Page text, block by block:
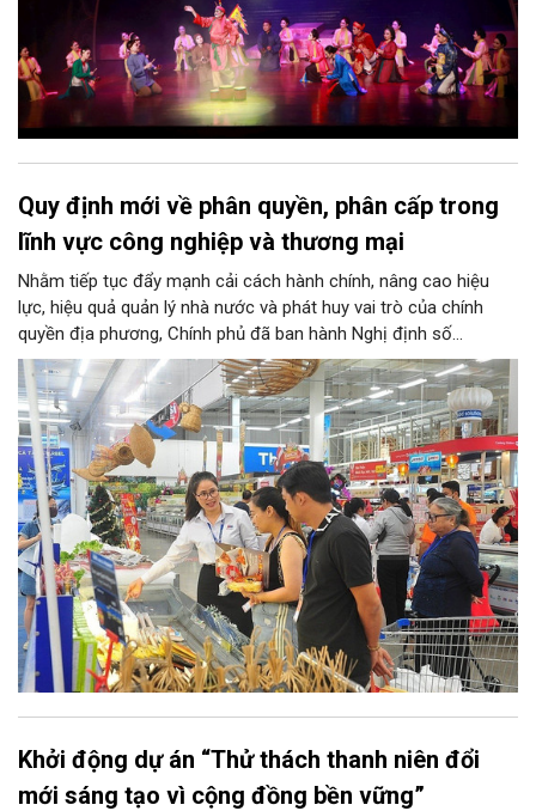
Quy định mới về phân quyền, phân cấp trong
lĩnh vực công nghiệp và thương mại
Nhằm tiếp tục đẩy mạnh cải cách hành chính, nâng cao hiệu
lực, hiệu quả quản lý nhà nước và phát huy vai trò của chính
quyền địa phương, Chính phủ đã ban hành Nghị định số
146/2025/NĐ-CP ngày 12/6/2025 quy định về phân quyền, phân
cấp trong lĩnh vực công nghiệp và thương mại. Trong đó, lĩnh
vực bảo vệ quyền lợi người tiêu dùng có nhiều nội dung quan
trọng được phân cấp cho địa phương, góp phần đưa hoạt động
hỗ trợ người tiêu dùng đến gần người dân hơn.
Khởi động dự án “Thử thách thanh niên đổi
mới sáng tạo vì cộng đồng bền vững”